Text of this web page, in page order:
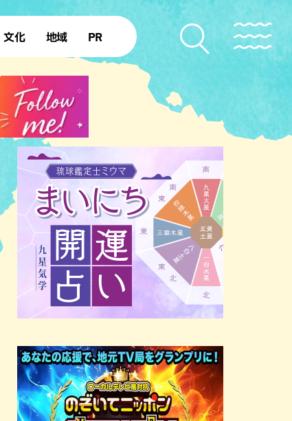
文化
復帰50年
地域
本島北部
本島南部 先島諸島
北部離島
PR